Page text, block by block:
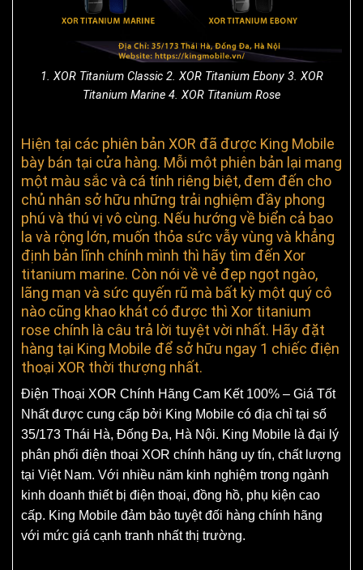
1. XOR Titanium Classic 2. XOR Titanium Ebony 3. XOR
Titanium Marine 4. XOR Titanium Rose
Hiện tại các phiên bản XOR đã được King Mobile
bày bán tại cửa hàng. Mỗi một phiên bản lại mang
một màu sắc và cá tính riêng biệt, đem đến cho
chủ nhân sở hữu những trải nghiệm đầy phong
phú và thú vị vô cùng. Nếu hướng về biển cả bao
la và rộng lớn, muốn thỏa sức vẫy vùng và khẳng
định bản lĩnh chính mình thì hãy tìm đến Xor
titanium marine. Còn nói về vẻ đẹp ngọt ngào,
lãng mạn và sức quyến rũ mà bất kỳ một quý cô
nào cũng khao khát có được thì Xor titanium
rose chính là câu trả lời tuyệt vời nhất. Hãy đặt
hàng tại King Mobile để sở hữu ngay 1 chiếc điện
thoại XOR thời thượng nhất.
Điện Thoại XOR Chính Hãng Cam Kết 100% – Giá Tốt
Nhất được cung cấp bởi King Mobile có địa chỉ tại số
35/173 Thái Hà, Đống Đa, Hà Nội. King Mobile là đại lý
phân phối điện thoại XOR chính hãng uy tín, chất lượng
tại Việt Nam. Với nhiều năm kinh nghiệm trong ngành
kinh doanh thiết bị điện thoại, đồng hồ, phụ kiện cao
cấp. King Mobile đảm bảo tuyệt đối hàng chính hãng
với mức giá cạnh tranh nhất thị trường.